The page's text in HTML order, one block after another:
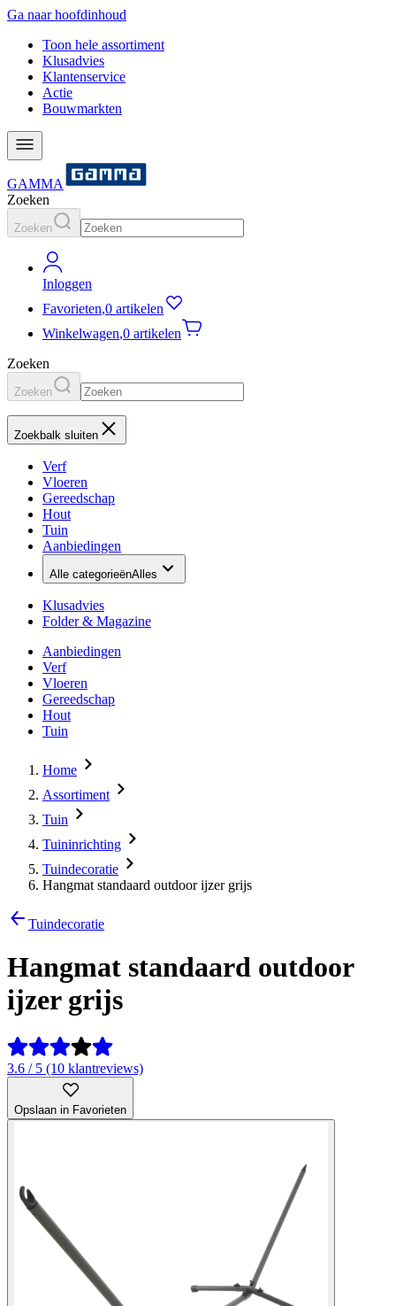
Ga naar hoofdinhoud
Toon hele assortiment
Klusadvies
Klantenservice
Actie
Bouwmarkten
GAMMA
Zoeken
Zoeken
Inloggen
Favorieten,0 artikelen
Winkelwagen,0 artikelen
Zoeken
Zoeken
Zoekbalk sluiten
Verf
Vloeren
Gereedschap
Hout
Tuin
Aanbiedingen
Alle categorieënAlles
Klusadvies
Folder & Magazine
Aanbiedingen
Verf
Vloeren
Gereedschap
Hout
Tuin
Home
Assortiment
Tuin
Tuininrichting
Tuindecoratie
Hangmat standaard outdoor ijzer grijs
Tuindecoratie
Hangmat standaard outdoor
ijzer grijs
3.6 / 5 (10 klantreviews)
Opslaan in Favorieten